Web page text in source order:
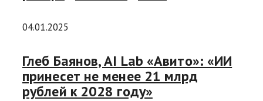
04.01.2025
Глеб Баянов, AI Lab «Авито»: «ИИ
принесет не менее 21 млрд
рублей к 2028 году»